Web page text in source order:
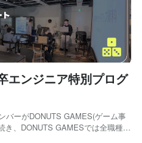
エンジニア特別プログ
バーがDONUTS GAMES(ゲーム事
き、DONUTS GAMESでは全職種共